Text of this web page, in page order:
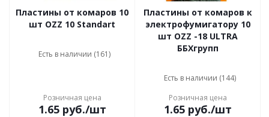
Пластины от комаров 10
шт OZZ 10 Standart
Есть в наличии (161)
Розничная цена
1.65руб./шт
Пластины от комаров к
электрофумигатору 10
шт OZZ -18 ULTRA
ББХгрупп
Есть в наличии (144)
Розничная цена
1.65руб./шт